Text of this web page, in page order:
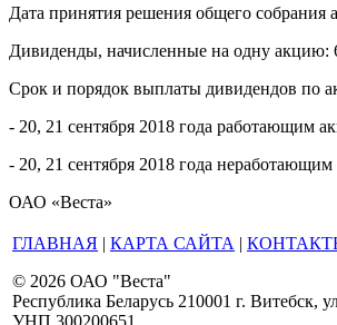
Дата принятия решения общего собрания
Дивиденды, начисленные на одну акцию:
Срок и порядок выплаты дивидендов по
- 20, 21 сентября 2018 года работающим
- 20, 21 сентября 2018 года
ОАО «Веста»
ГЛАВНАЯ | КАРТА САЙТА |
© 2026 ОАО "Веста"
Республика Беларусь 210001 г. Витебск,